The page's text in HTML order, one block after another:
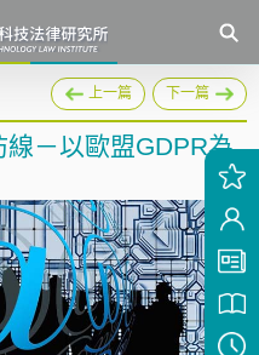
上一篇 下一篇
－以歐盟GDPR為